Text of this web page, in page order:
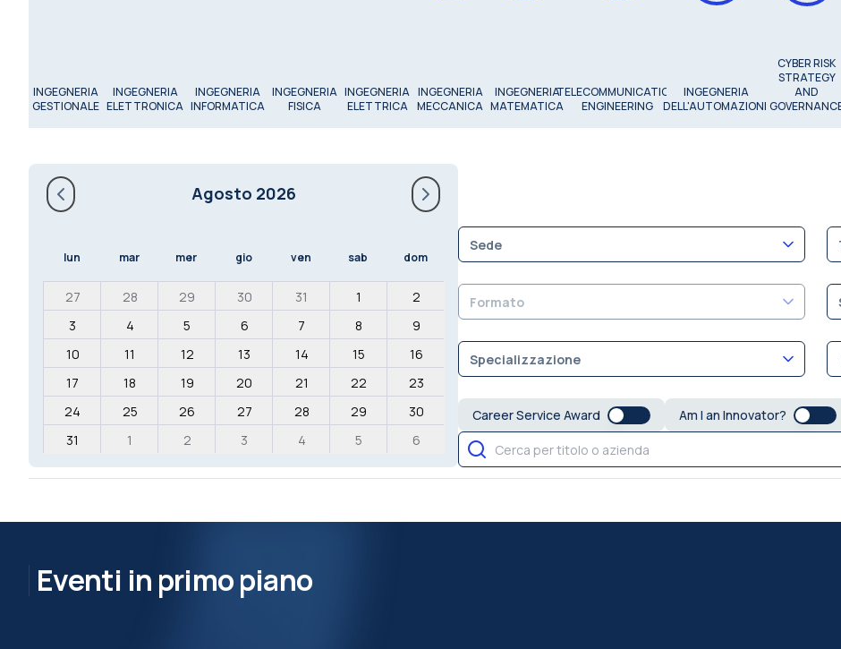
INGEGNERIA
GESTIONALE
INGEGNERIA
ELETTRONICA
INGEGNERIA
INFORMATICA
INGEGNERIA
FISICA
INGEGNERIA
ELETTRICA
INGEGNERIA
MECCANICA
INGEGNERIA
MATEMATICA
TELECOMMUNICATION
ENGINEERING
INGEGNERIA
DELL'AUTOMAZIONE
CYBER RISK
STRATEGY
AND
Agosto 2026
lun mar mer gio ven sab dom
27 28 29 30 31 1
2
3
4 5 6 7 8
9
10
11 12 13 14 15
16
17
18 19 20 21 22
23
24
25 26 27 28 29
30
31
1 2 3 4 5 6
Sede
Formato
Specializzazione
Career Service Award Am I an Innovator?
Eventi in primo piano